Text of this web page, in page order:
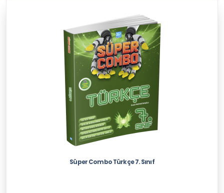
Süper Combo Türkçe 7. Sınıf